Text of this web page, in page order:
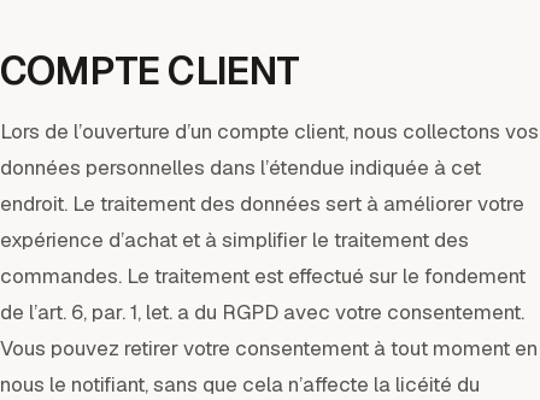
COMPTE CLIENT
Lors de l’ouverture d’un compte client, nous collectons vos
données personnelles dans l’étendue indiquée à cet
endroit. Le traitement des données sert à améliorer votre
expérience d’achat et à simplifier le traitement des
commandes. Le traitement est effectué sur le fondement
de l’art. 6, par. 1, let. a du RGPD avec votre consentement.
Vous pouvez retirer votre consentement à tout moment en
nous le notifiant, sans que cela n’affecte la licéité du